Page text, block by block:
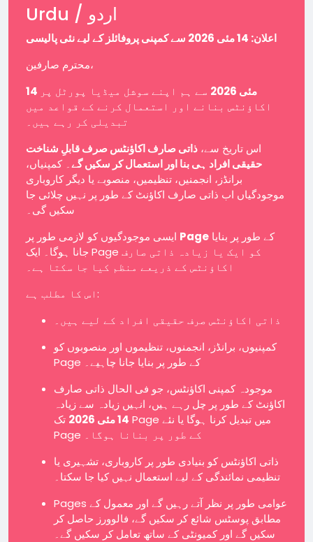
Urdu / اردو
اعلان: 14 مئی 2026 سے کمپنی پروفائلز کے لیے نئی پالیسی
محترم صارفین،
14 مئی 2026
سے ہم اپنے سوشل میڈیا پورٹل پر
اکاؤنٹس بنانے اور استعمال کرنے کے قواعد میں
تبدیلی کر رہے ہیں۔
اس تاریخ سے، ذاتی صارف اکاؤنٹس صرف قابلِ شناخت
حقیقی افراد ہی بنا اور استعمال کر سکیں گے۔ کمپنیاں،
برانڈز، انجمنیں، تنظیمیں، منصوبے یا دیگر کاروباری
موجودگیاں اب ذاتی صارف اکاؤنٹ کے طور پر نہیں چلائی جا
سکیں گی۔
Page
جانا ہوگا۔ ایک Page کو ایک یا زیادہ ذاتی صارف
اکاؤنٹس کے ذریعے منظم کیا جا سکتا ہے۔
اس کا مطلب ہے:
ذاتی اکاؤنٹس صرف حقیقی افراد کے لیے ہیں۔
کمپنیوں، برانڈز، انجمنوں، تنظیموں اور منصوبوں کو
Page کے طور پر بنایا جانا چاہیے۔
موجودہ کمپنی اکاؤنٹس، جو فی الحال ذاتی صارف
اکاؤنٹ کے طور پر چل رہے ہیں، انہیں زیادہ سے زیادہ
14 مئی 2026
تک Page میں تبدیل کرنا ہوگا یا نئے
Page کے طور پر بنانا ہوگا۔
ذاتی اکاؤنٹس کو بنیادی طور پر کاروباری، تشہیری یا
تنظیمی نمائندگی کے لیے استعمال نہیں کیا جا سکتا۔
Pages عوامی طور پر نظر آتے رہیں گے اور معمول کے
مطابق پوسٹس شائع کر سکیں گے، فالوورز حاصل کر
سکیں گے اور کمیونٹی کے ساتھ تعامل کر سکیں گے۔